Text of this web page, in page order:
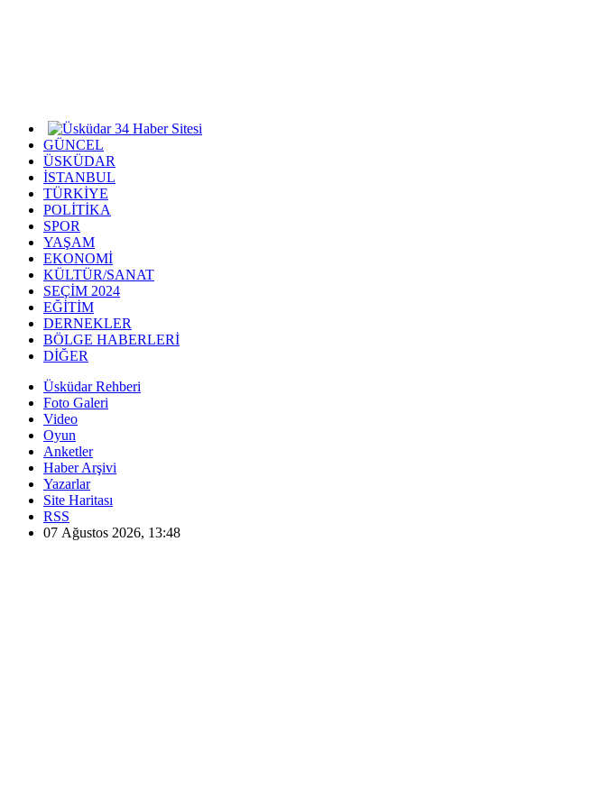
GÜNCEL
ÜSKÜDAR
İSTANBUL
TÜRKİYE
POLİTİKA
SPOR
YAŞAM
EKONOMİ
KÜLTÜR/SANAT
SEÇİM 2024
EĞİTİM
DERNEKLER
BÖLGE HABERLERİ
DİĞER
Üsküdar Rehberi
Foto Galeri
Video
Oyun
Anketler
Haber Arşivi
Yazarlar
Site Haritası
RSS
07 Ağustos 2026, 13:48